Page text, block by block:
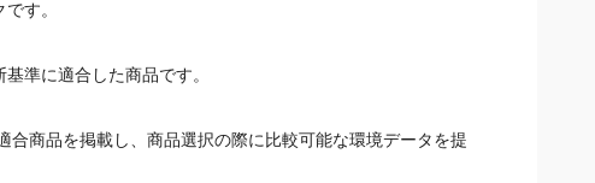
商品を掲載し、商品選択の際に比較可能な環境データを提